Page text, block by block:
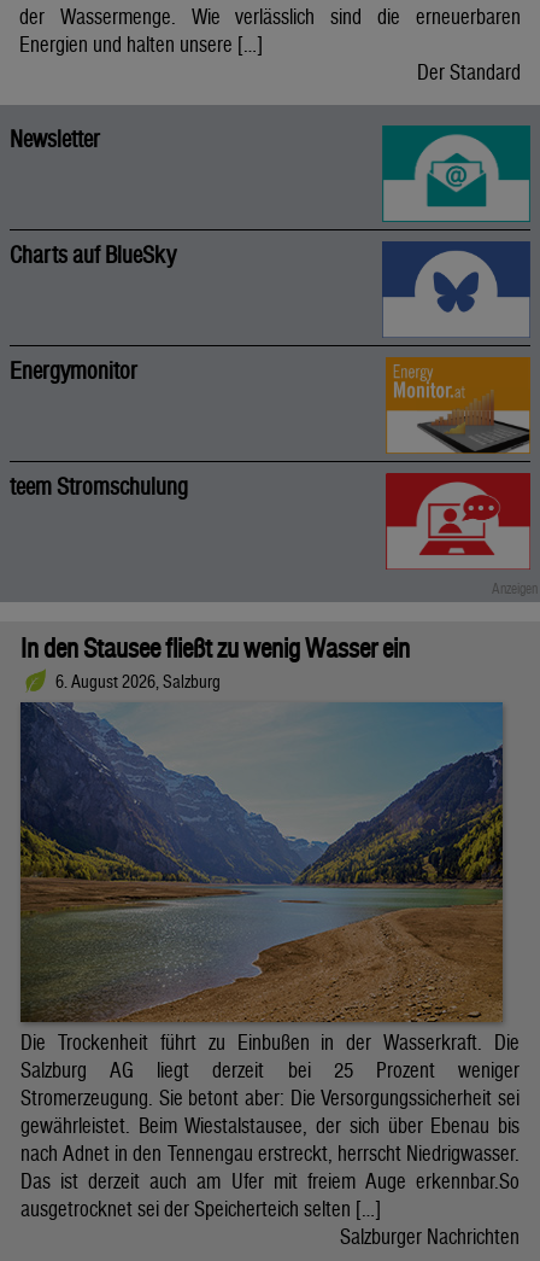
der Wassermenge. Wie verlässlich sind die erneuerbaren
Energien und halten unsere […]
Der Standard
Newsletter
Charts auf BlueSky
Energymonitor
teem Stromschulung
In den Stausee fließt zu wenig Wasser ein
6. August 2026, Salzburg
Die Trockenheit führt zu Einbußen in der Wasserkraft. Die
Salzburg AG liegt derzeit bei 25 Prozent weniger
Stromerzeugung. Sie betont aber: Die Versorgungssicherheit sei
gewährleistet. Beim Wiestalstausee, der sich über Ebenau bis
nach Adnet in den Tennengau erstreckt, herrscht Niedrigwasser.
Das ist derzeit auch am Ufer mit freiem Auge erkennbar.So
ausgetrocknet sei der Speicherteich selten […]
Salzburger Nachrichten